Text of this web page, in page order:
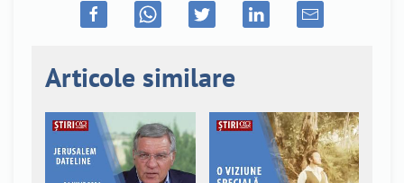
Articole similare